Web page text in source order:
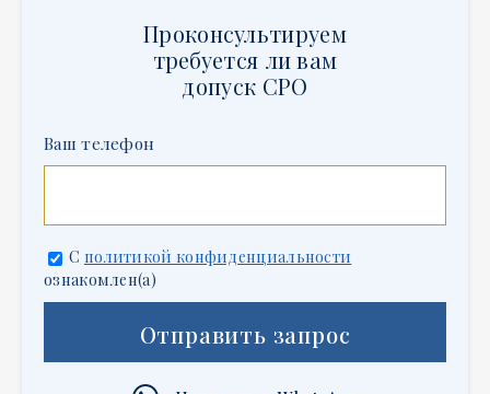
Проконсультируем
требуется ли вам
допуск СРО
Ваш телефон
С политикой конфиденциальности
ознакомлен(а)
Отправить запрос